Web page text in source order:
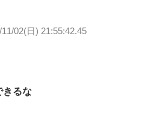
11/02(日) 21:55:42.45
きるな